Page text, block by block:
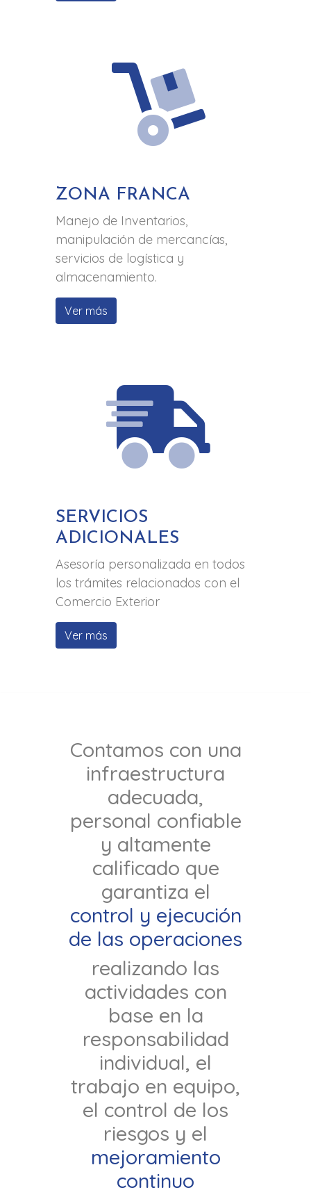
ZONA FRANCA
Manejo de Inventarios,
manipulación de mercancías,
servicios de logística y
almacenamiento.
Ver más
SERVICIOS
ADICIONALES
Asesoría personalizada en todos
los trámites relacionados con el
Comercio Exterior
Ver más
Contamos con una
infraestructura
adecuada,
personal confiable
y altamente
calificado que
garantiza el
control y ejecución
de las operaciones
realizando las
actividades con
base en la
responsabilidad
individual, el
trabajo en equipo,
el control de los
riesgos y el
mejoramiento
continuo